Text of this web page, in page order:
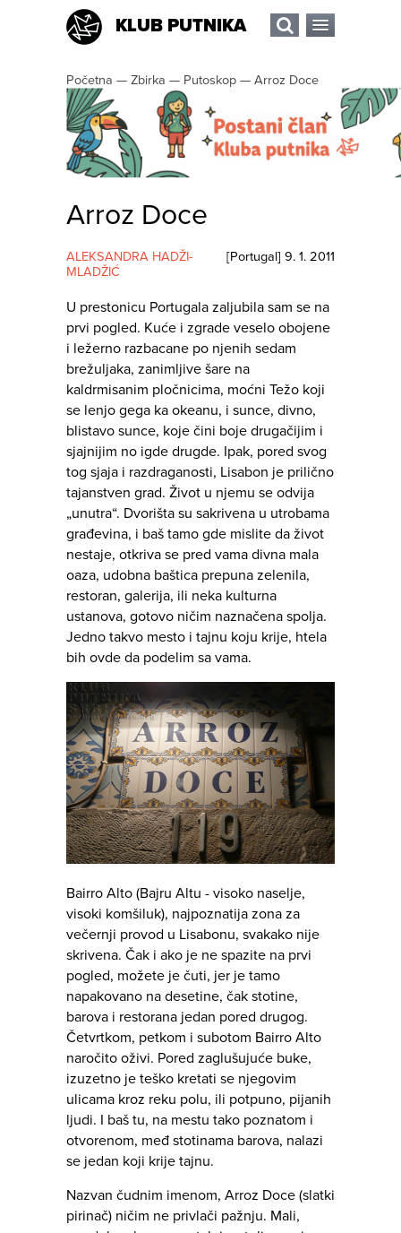
KLUB PUTNIKA
Početna — Zbirka — Putoskop — Arroz Doce
Arroz Doce
ALEKSANDRA HADŽI-
MLADŽIĆ
[Portugal] 9. 1. 2011
U prestonicu Portugala zaljubila sam se na
prvi pogled. Kuće i zgrade veselo obojene
i ležerno razbacane po njenih sedam
brežuljaka, zanimljive šare na
kaldrmisanim pločnicima, moćni Težo koji
se lenjo gega ka okeanu, i sunce, divno,
blistavo sunce, koje čini boje drugačijim i
sjajnijim no igde drugde. Ipak, pored svog
tog sjaja i razdraganosti, Lisabon je prilično
tajanstven grad. Život u njemu se odvija
„unutra“. Dvorišta su sakrivena u utrobama
građevina, i baš tamo gde mislite da život
nestaje, otkriva se pred vama divna mala
oaza, udobna baštica prepuna zelenila,
restoran, galerija, ili neka kulturna
ustanova, gotovo ničim naznačena spolja.
Jedno takvo mesto i tajnu koju krije, htela
bih ovde da podelim sa vama.
Bairro Alto (Bajru Altu - visoko naselje,
visoki komšiluk), najpoznatija zona za
večernji provod u Lisabonu, svakako nije
skrivena. Čak i ako je ne spazite na prvi
pogled, možete je čuti, jer je tamo
napakovano na desetine, čak stotine,
barova i restorana jedan pored drugog.
Četvrtkom, petkom i subotom Bairro Alto
naročito oživi. Pored zaglušujuće buke,
izuzetno je teško kretati se njegovim
ulicama kroz reku polu, ili potpuno, pijanih
ljudi. I baš tu, na mestu tako poznatom i
otvorenom, međ stotinama barova, nalazi
se jedan koji krije tajnu.
Nazvan čudnim imenom, Arroz Doce (slatki
pirinač) ničim ne privlači pažnju. Mali,